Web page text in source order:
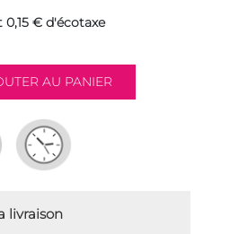
0,15 € d'écotaxe
livraison